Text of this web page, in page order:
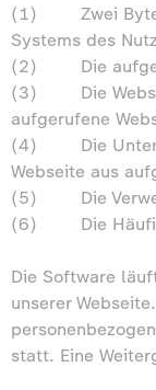
(1) Zwei Bytes
Systems des
(2) Die
(3) Die
aufgerufene
(4) Die
Webseite aus
(5) Die
(6) Die
Die Software
unserer
statt. Eine